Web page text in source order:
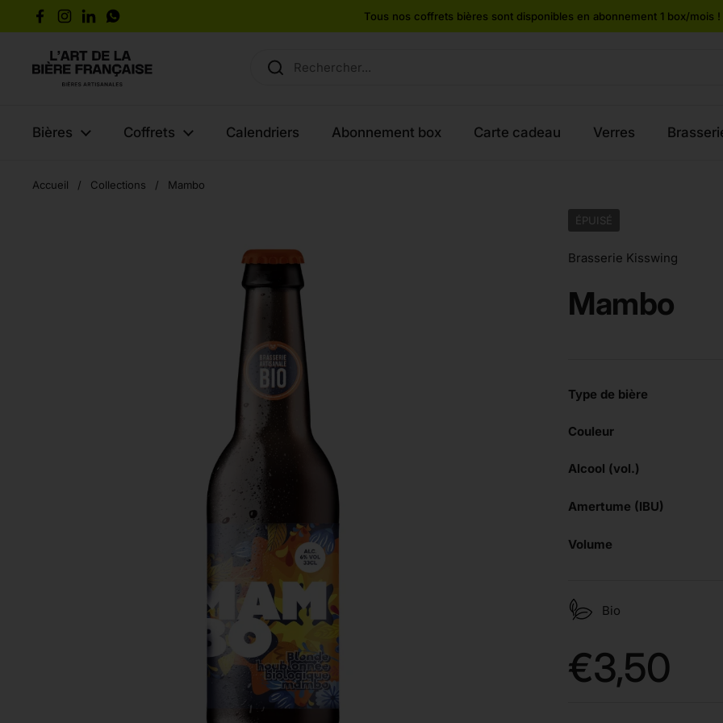
Passer au contenu
Facebook
Instagram
LinkedInWhatsApp
Tous nos coffrets bières sont disponibles en abonnement 1 box/mois !
Bières Coffrets Calendriers Abonnement box Carte cadeau Verres
Accueil / Collections / Mambo
ÉPUISÉ
Brasserie Kisswing
Mambo
Type de bière
Couleur
Alcool (vol.)
Amertume (IBU)
Volume
Bio
Prix:
€3,50